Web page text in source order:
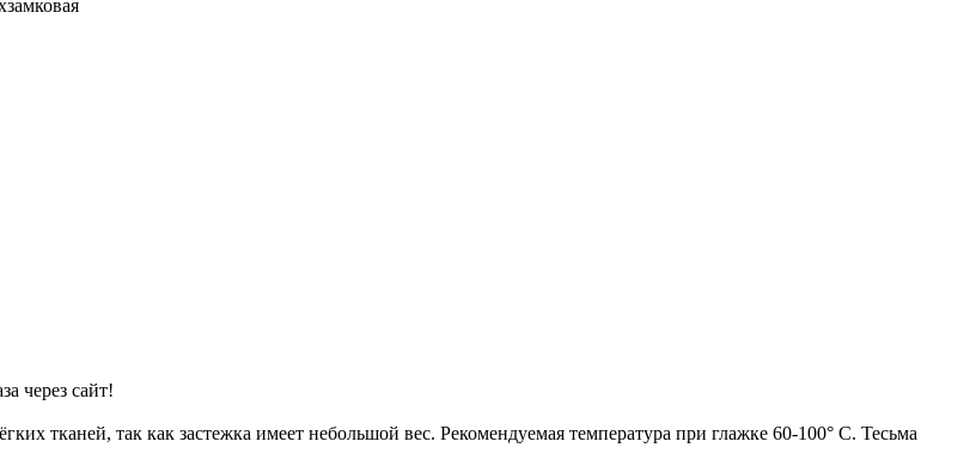
через сайт!
тканей, так как застежка имеет небольшой вес. Рекомендуемая температура при глажке 60-100° С. Тесьма